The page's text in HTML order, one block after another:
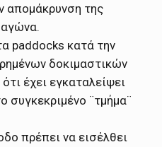
απομάκρυνση της
paddocks κατά την
δοκιμαστικών
έχει εγκαταλείψει
συγκεκριμένο ¨τμήμα¨
πρέπει να εισέλθει